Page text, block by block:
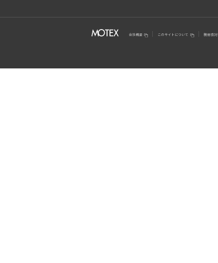
会社概要 このサイトについて 脆弱性